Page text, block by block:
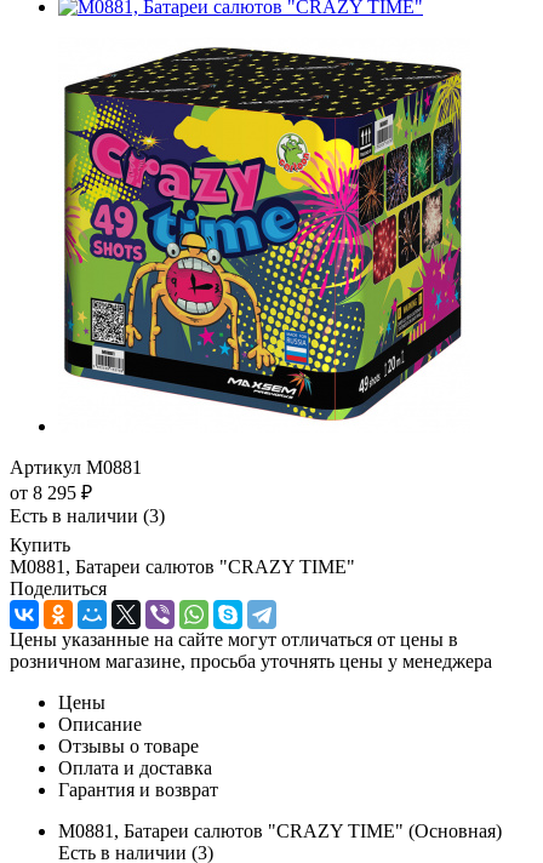
Артикул M0881
от 8 295 ₽
Есть в наличии (3)
Купить
M0881, Батареи салютов "CRAZY TIME"
Поделиться
Цены указанные на сайте могут отличаться от цены в
розничном магазине, просьба уточнять цены у менеджера
Цены
Описание
Отзывы о товаре
Оплата и доставка
Гарантия и возврат
M0881, Батареи салютов "CRAZY TIME" (Основная)
Есть в наличии (3)